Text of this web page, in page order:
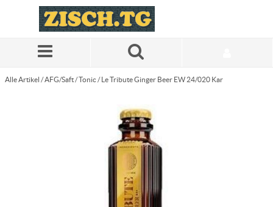
Zum Hauptinhalt springen
Alle Artikel / AFG/Saft /Tonic / Le Tribute Ginger Beer EW 24/020 Kar